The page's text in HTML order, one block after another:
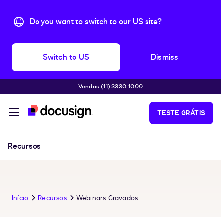
Do you want to switch to our US site?
Switch to US Dismiss
Pular para o conteúdo principal
Vendas (11) 3330-1000
TESTE GRÁTIS
Recursos
Início Recursos Webinars Gravados